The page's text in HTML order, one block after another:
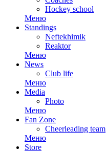
Hockey school
Меню
Standings
Neftekhimik
Reaktor
Меню
News
Club life
Меню
Media
Photo
Меню
Fan Zone
Cheerleading team
Меню
Store